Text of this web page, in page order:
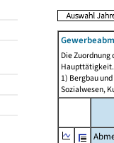
Die
Haupttätigkeit.
1) Bergbau
Sozialwesen,